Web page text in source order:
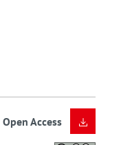
Open Access